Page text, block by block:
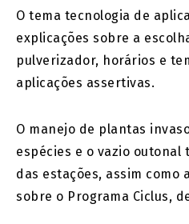
O tema tecnologia de
explicações sobre a
pulverizador, horários e
aplicações assertivas.
O manejo de plantas
espécies e o vazio outonal
das estações, assim como
sobre o Programa Ciclus,